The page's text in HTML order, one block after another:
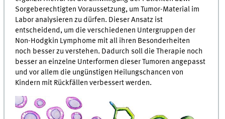
Sorgeberechtigten Voraussetzung, um Tumor-Material im
Labor analysieren zu dürfen. Dieser Ansatz ist
entscheidend, um die verschiedenen Untergruppen der
Non-Hodgkin Lymphome mit all ihren Besonderheiten
noch besser zu verstehen. Dadurch soll die Therapie noch
besser an einzelne Unterformen dieser Tumoren angepasst
und vor allem die ungünstigen Heilungschancen von
Kindern mit Rückfällen verbessert werden.